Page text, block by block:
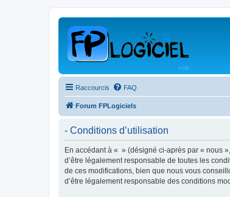
Raccourcis FAQ
Forum FPLogiciels
- Conditions d’utilisation
En accédant à « » (désigné ci-après par « nous
d’être légalement responsable de toutes les
de ces modifications, bien que nous vous
d’être légalement responsable des conditions